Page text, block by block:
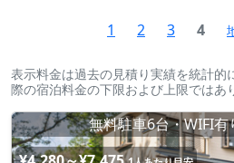
1 2 3 4
表示料金は過去の見積り実績を統計的
際の宿泊料金の下限および上限ではあ
無料駐車6台・WIFI有